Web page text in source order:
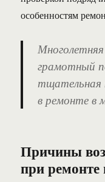
особенностям
грамотный
тщательная
в ремонте в
Причины
при ремонте